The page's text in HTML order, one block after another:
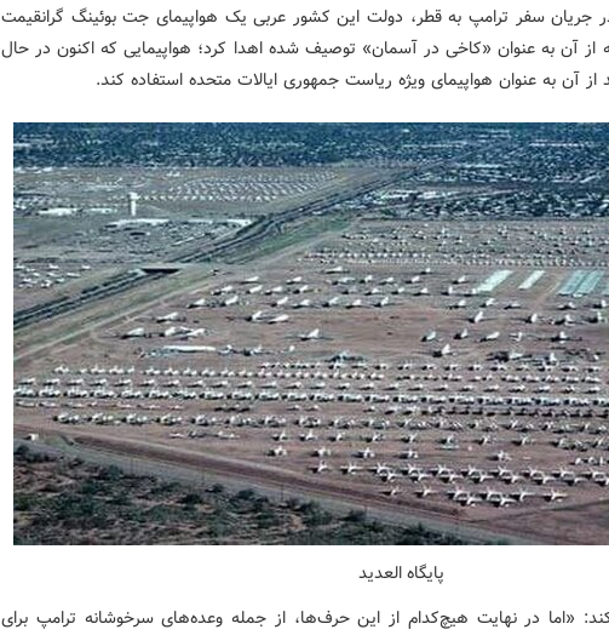
جریان سفر ترامپ به قطر، دولت این کشور عربی یک هواپیمای جت بوئینگ گرانقیمت
دلار که از آن به عنوان «کاخی در آسمان» توصیف شده اهدا کرد؛ هواپیمایی که اکنون در حال
از آن به عنوان هواپیمای ویژه ریاست جمهوری ایالات متحده استفاده کند.
پایگاه العدید
«اما در نهایت هیچ‌کدام از این حرف‌ها، از جمله وعده‌های سرخوشانه ترامپ برای